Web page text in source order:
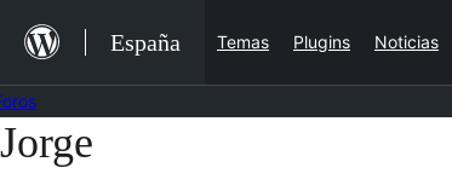
contenido
España Temas Plugins Noticias
Saltar
Jorge